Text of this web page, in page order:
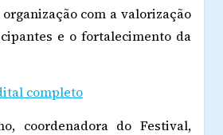
com a valorização
e o fortalecimento da
completo
coordenadora do Festival,